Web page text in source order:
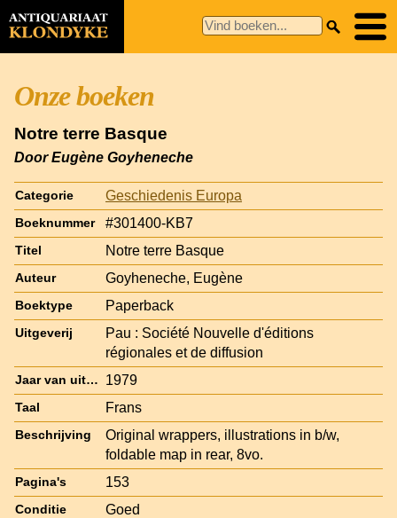
Onze boeken
Notre terre Basque
Door Eugène Goyheneche
Categorie Geschiedenis Europa
Boeknummer #301400-KB7
Titel Notre terre Basque
Auteur Goyheneche, Eugène
Boektype Paperback
Uitgeverij
Pau : Société Nouvelle d'éditions
régionales et de diffusion
Jaar van uitgave 1979
Taal Frans
Beschrijving
Original wrappers, illustrations in b/w,
foldable map in rear, 8vo.
Pagina's 153
Conditie Goed